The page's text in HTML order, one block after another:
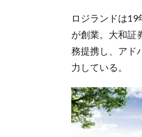
ロジランドは
が創業。大和証
務提携し、アド
力している。